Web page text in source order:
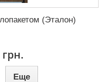
(Эталон)
грн.
Еще